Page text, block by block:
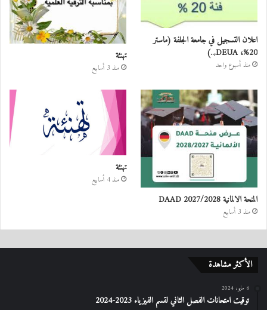
اعلان التسجيل في جامعة الجلفة (ماستر
20%، DEUA,..)
منذ أسبوع واحد
تهنئة
منذ 3 أسابيع
المنحة الالمانية DAAD 2027/2028
منذ 3 أسابيع
تهنئة
منذ 4 أسابيع
الأكثر مشاهدة
6 مايو، 2024
توقيت امتحانات الفصل الثاني لقسم الفيزياء 2023-2024